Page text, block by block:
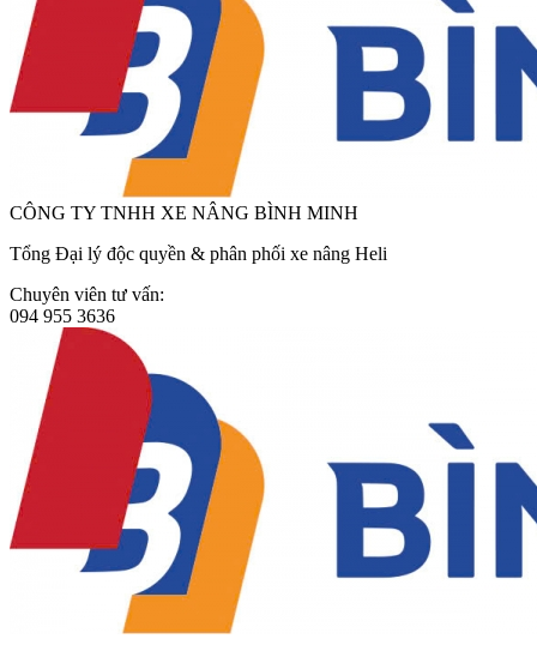
CÔNG TY TNHH XE NÂNG BÌNH MINH
Tổng Đại lý độc quyền & phân phối xe nâng Heli
Chuyên viên tư vấn:
094 955 3636